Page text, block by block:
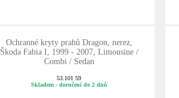
Ochranné kryty prahů Dragon, nerez,
Škoda Fabia I, 1999 - 2007, Limousine /
Combi / Sedan
53.101 59
Skladem - doručení do 2 dnů